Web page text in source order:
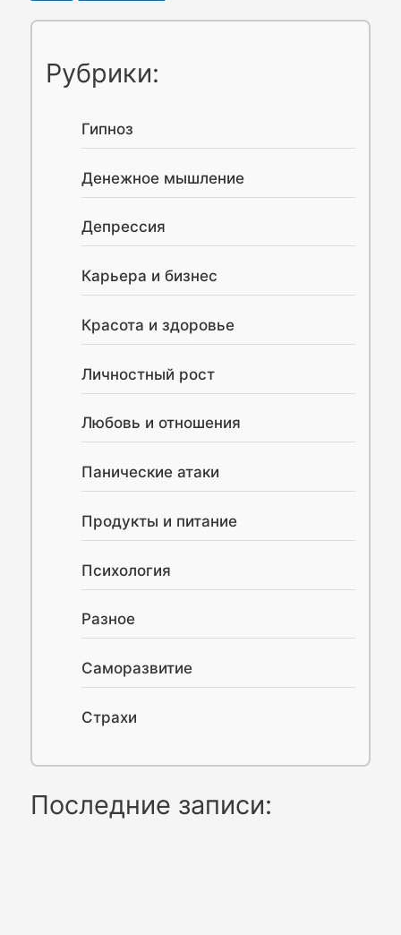
Рубрики:
Гипноз
Денежное мышление
Депрессия
Карьера и бизнес
Красота и здоровье
Личностный рост
Любовь и отношения
Панические атаки
Продукты и питание
Психология
Разное
Саморазвитие
Страхи
Последние записи: